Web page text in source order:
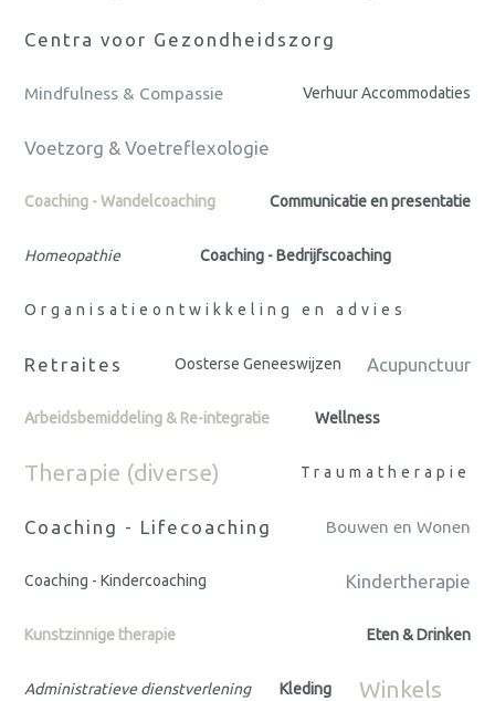
Centra voor Gezondheidszorg
Mindfulness & Compassie Verhuur Accommodaties
Voetzorg & Voetreflexologie
Coaching - Wandelcoaching Communicatie en presentatie
Homeopathie Coaching - Bedrijfscoaching
Organisatieontwikkeling en advies
Retraites Oosterse Geneeswijzen Acupunctuur
Arbeidsbemiddeling & Re-integratie Wellness
Therapie (diverse) Traumatherapie
Coaching - Lifecoaching Bouwen en Wonen
Coaching - Kindercoaching Kindertherapie
Kunstzinnige therapie Eten & Drinken
Administratieve dienstverlening Kleding Winkels